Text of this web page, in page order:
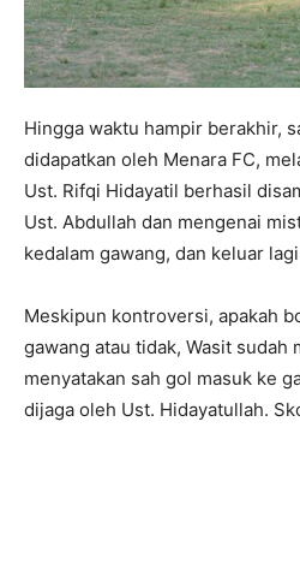
Hingga waktu hampir berakhir,
didapatkan oleh Menara FC,
Ust. Rifqi Hidayatil berhasil
Ust. Abdullah dan mengenai
kedalam gawang, dan keluar
Meskipun kontroversi, apakah
gawang atau tidak, Wasit sudah
menyatakan sah gol masuk ke
dijaga oleh Ust. Hidayatullah.